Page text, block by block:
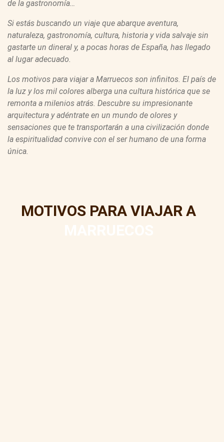
de la gastronomía…
Si estás buscando un viaje que abarque aventura,
naturaleza, gastronomía, cultura, historia y vida salvaje sin
gastarte un dineral y, a pocas horas de España, has llegado
al lugar adecuado.
Los motivos para viajar a Marruecos son infinitos. El país de
la luz y los mil colores alberga una cultura histórica que se
remonta a milenios atrás. Descubre su impresionante
arquitectura y adéntrate en un mundo de olores y
sensaciones que te transportarán a una civilización donde
la espiritualidad convive con el ser humano de una forma
única.
MOTIVOS PARA VIAJAR A